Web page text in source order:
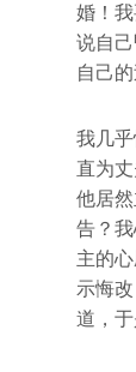
婚！
说自
自己
我几
直为
他居
告？
主的
示悔
道，